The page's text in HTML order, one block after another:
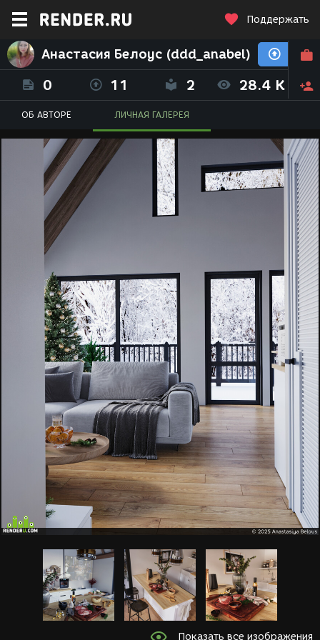
Поддержать
Анастасия Белоус (ddd_anabel)
0 11 2 28.4 K
ОБ АВТОРЕ ЛИЧНАЯ ГАЛЕРЕЯ
Показать все изображения